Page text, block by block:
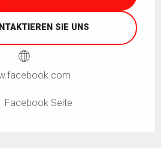
SIE UNS
Facebook Seite